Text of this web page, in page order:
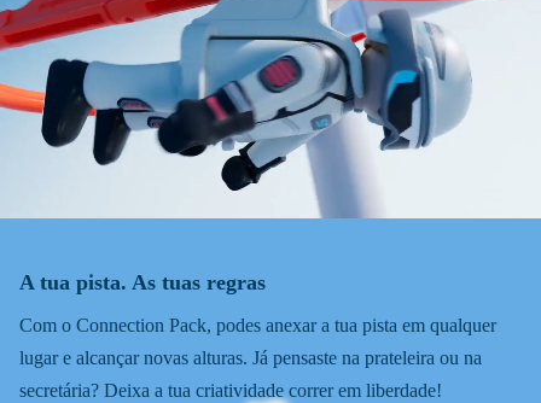
A tua pista. As tuas regras
Com o Connection Pack, podes anexar a tua pista em qualquer
lugar e alcançar novas alturas. Já pensaste na prateleira ou na
secretária? Deixa a tua criatividade correr em liberdade!